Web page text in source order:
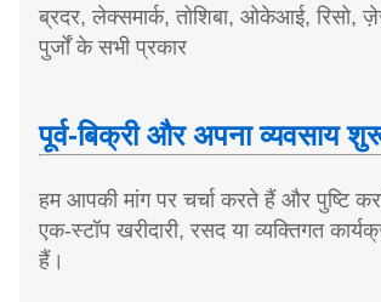
ब्रदर, लेक्समार्क, तोशिबा, ओकेआई, रिसो,
पुर्जों के सभी प्रकार
पूर्व-बिक्री और अपना व्यवसाय
हम आपकी मांग पर चर्चा करते हैं और पुष्टि
एक-स्टॉप खरीदारी, रसद या व्यक्तिगत
हैं।